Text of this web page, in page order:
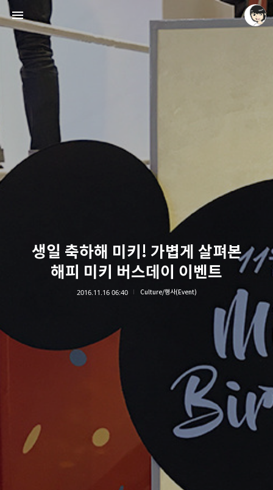
생일 축하해 미키! 가볍게 살펴본
해피 미키 버스데이 이벤트
2016.11.16 06:40 Culture/행사(Event)